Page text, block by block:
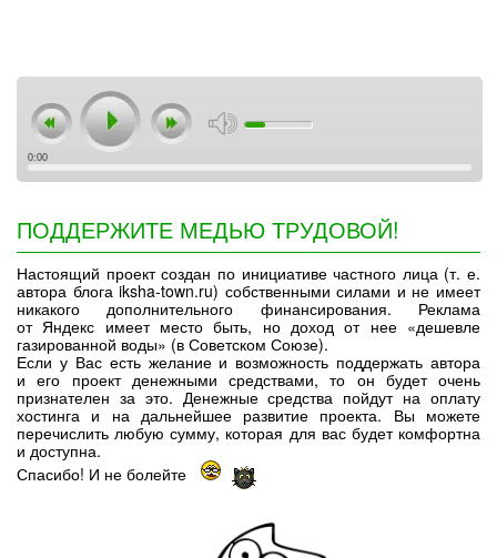
0:00
ПОДДЕРЖИТЕ МЕДЬЮ ТРУДОВОЙ!
Настоящий проект создан по инициативе частного лица (т. е.
автора блога iksha-town.ru) собственными силами и не имеет
никакого дополнительного финансирования. Реклама
от Яндекс имеет место быть, но доход от нее «дешевле
газированной воды» (в Советском Союзе).
Если у Вас есть желание и возможность поддержать автора
и его проект денежными средствами, то он будет очень
признателен за это. Денежные средства пойдут на оплату
хостинга и на дальнейшее развитие проекта. Вы можете
перечислить любую сумму, которая для вас будет комфортна
и доступна.
Спасибо! И не болейте